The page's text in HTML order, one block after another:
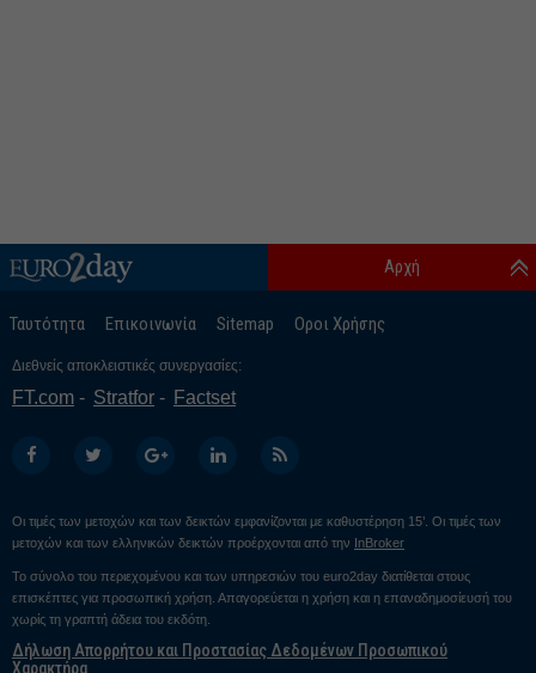
Ταυτότητα Επικοινωνία Sitemap Οροι Χρήσης
Αρχή
Διεθνείς αποκλειστικές συνεργασίες:
FT.com Stratfor Factset
Οι τιμές των μετοχών και των δεικτών εμφανίζονται με καθυστέρηση 15’. Οι τιμές των
μετοχών και των ελληνικών δεικτών προέρχονται από την InBroker
Το σύνολο του περιεχομένου και των υπηρεσιών του euro2day διατίθεται στους
επισκέπτες για προσωπική χρήση. Απαγορεύεται η χρήση και η επαναδημοσίευσή του
χωρίς τη γραπτή άδεια του εκδότη.
Δήλωση Απορρήτου και Προστασίας Δεδομένων Προσωπικού
Χαρακτήρα